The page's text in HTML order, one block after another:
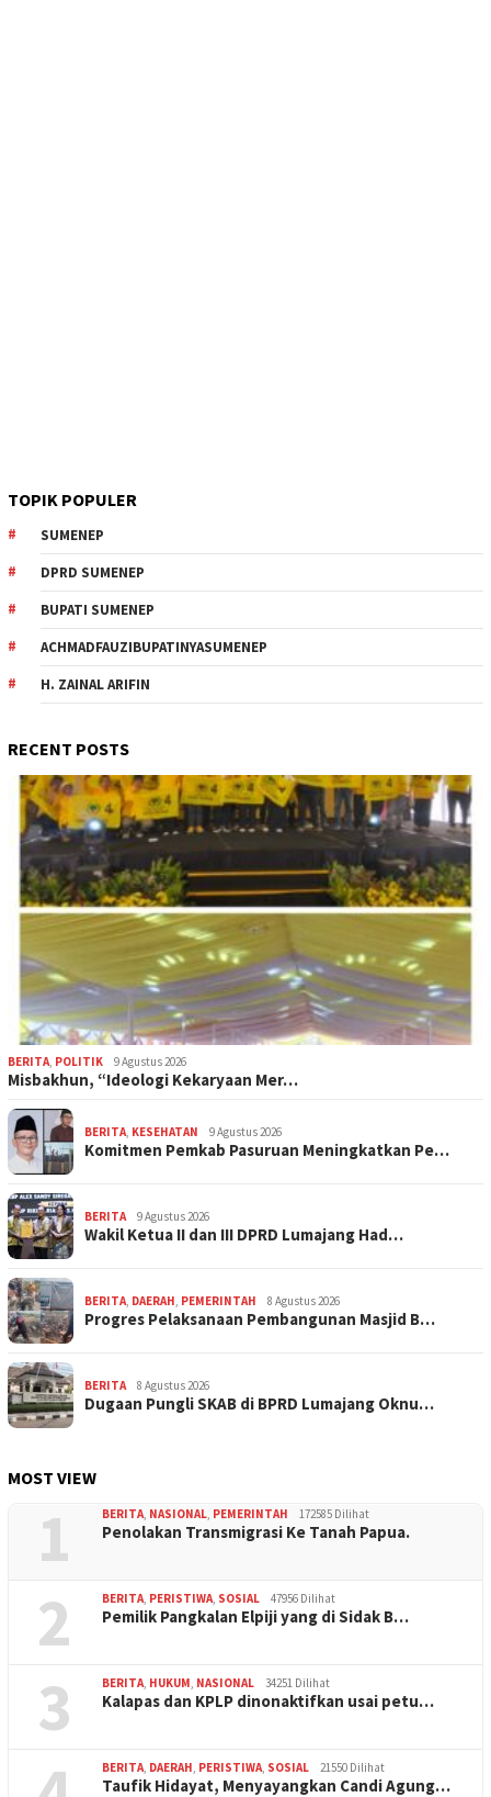
TOPIK POPULER
SUMENEP
DPRD SUMENEP
BUPATI SUMENEP
ACHMADFAUZIBUPATINYASUMENEP
H. ZAINAL ARIFIN
RECENT POSTS
BERITA, POLITIK 9 Agustus 2026
Misbakhun, “Ideologi Kekaryaan Mer…
BERITA, KESEHATAN 9 Agustus 2026
Komitmen Pemkab Pasuruan Meningkatkan Pe…
BERITA 9 Agustus 2026
Wakil Ketua II dan III DPRD Lumajang Had…
BERITA, DAERAH, PEMERINTAH 8 Agustus 2026
Progres Pelaksanaan Pembangunan Masjid B…
BERITA 8 Agustus 2026
Dugaan Pungli SKAB di BPRD Lumajang Oknu…
MOST VIEW
1 BERITA, NASIONAL, PEMERINTAH 172585 Dilihat
Penolakan Transmigrasi Ke Tanah Papua.
2 BERITA, PERISTIWA, SOSIAL 47956 Dilihat
Pemilik Pangkalan Elpiji yang di Sidak B…
3 BERITA, HUKUM, NASIONAL 34251 Dilihat
Kalapas dan KPLP dinonaktifkan usai petu…
BERITA, DAERAH, PERISTIWA, SOSIAL 21550 Dilihat
Taufik Hidayat, Menyayangkan Candi Agung…